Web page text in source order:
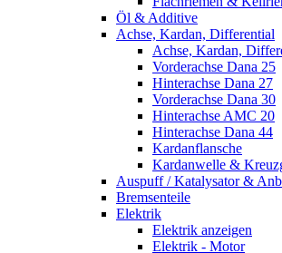
Öl & Additive
Achse, Kardan, Differential
Achse, Kardan,
Vorderachse Dana 25
Hinterachse Dana 27
Vorderachse Dana 30
Hinterachse AMC 20
Hinterachse Dana 44
Kardanflansche
Kardanwelle &
Auspuff / Katalysator &
Bremsenteile
Elektrik
Elektrik anzeigen
Elektrik - Motor